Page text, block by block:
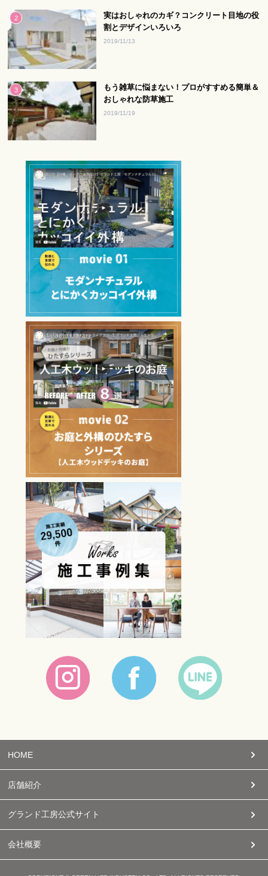
実はおしゃれのカギ？コンクリート目地の役
割とデザインいろいろ
2019/11/13
もう雑草に悩まない！プロがすすめる簡単＆
おしゃれな防草施工
2019/11/19
HOME
店舗紹介
グランド工房公式サイト
会社概要